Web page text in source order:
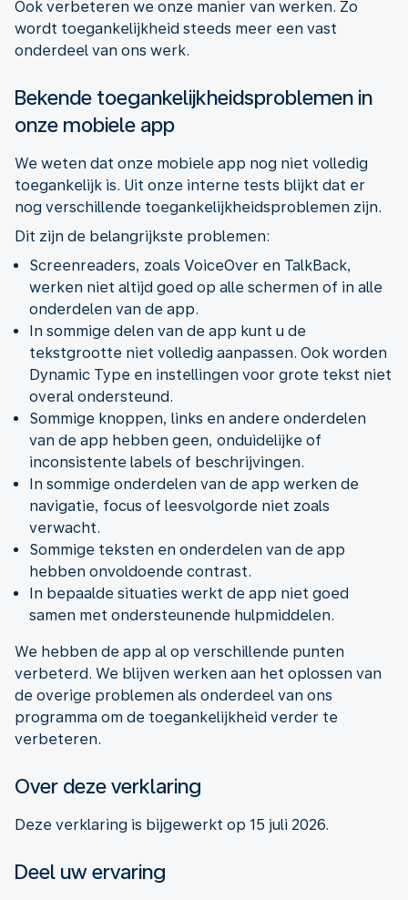
Ook verbeteren we onze manier van werken. Zo
wordt toegankelijkheid steeds meer een vast
onderdeel van ons werk.
Bekende toegankelijkheidsproblemen in
onze mobiele app
We weten dat onze mobiele app nog niet volledig
toegankelijk is. Uit onze interne tests blijkt dat er
nog verschillende toegankelijkheidsproblemen zijn.
Dit zijn de belangrijkste problemen:
Screenreaders, zoals VoiceOver en TalkBack,
werken niet altijd goed op alle schermen of in alle
onderdelen van de app.
In sommige delen van de app kunt u de
tekstgrootte niet volledig aanpassen. Ook worden
Dynamic Type en instellingen voor grote tekst niet
overal ondersteund.
Sommige knoppen, links en andere onderdelen
van de app hebben geen, onduidelijke of
inconsistente labels of beschrijvingen.
In sommige onderdelen van de app werken de
navigatie, focus of leesvolgorde niet zoals
verwacht.
Sommige teksten en onderdelen van de app
hebben onvoldoende contrast.
In bepaalde situaties werkt de app niet goed
samen met ondersteunende hulpmiddelen.
We hebben de app al op verschillende punten
verbeterd. We blijven werken aan het oplossen van
de overige problemen als onderdeel van ons
programma om de toegankelijkheid verder te
verbeteren.
Over deze verklaring
Deze verklaring is bijgewerkt op 15 juli 2026.
Deel uw ervaring